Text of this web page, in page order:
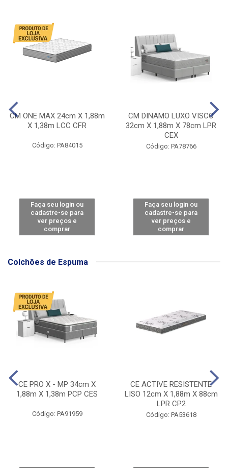
CM ONE MAX 24cm X 1,88m
X 1,38m LCC CFR
Código: PA84015
Faça seu login ou
cadastre-se para
ver preços e
comprar
CM DINAMO LUXO VISCO
32cm X 1,88m X 78cm LPR
CEX
Código: PA78766
Faça seu login ou
cadastre-se para
ver preços e
comprar
Colchões de Espuma
CE PRO X - MP 34cm X
1,88m X 1,38m PCP CES
Código: PA91959
CE ACTIVE RESISTENTE
LISO 12cm X 1,88m X 88cm
LPR CP2
Código: PA53618